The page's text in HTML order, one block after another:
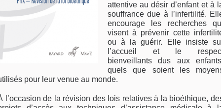
attentive au désir d’enfant et à
souffrance due à l’infertilité.
encourage les recherches
visent à prévenir cette
ou à la guérir. Elle insiste
l’accueil et le
bienveillants dus aux
quels que soient les
pour leur venue au monde.
l’occasion de la révision des lois relatives à la bioéthique,